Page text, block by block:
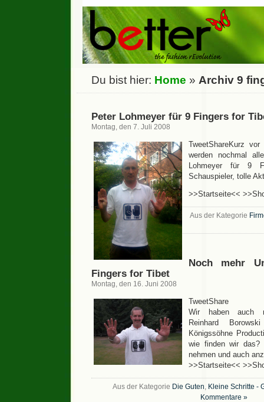
Du bist hier: Home » Archiv 9
Peter Lohmeyer für 9 Fingers for
Montag, den 7. Juli 2008
TweetShareKurz
werden nochmal
Lohmeyer für 9
Schauspieler, tolle
>>Startseite<<
Aus der Kategorie
Noch mehr
Fingers for Tibet
Montag, den 16. Juni 2008
TweetShare
Wir haben auch
Reinhard
Königssöhne
wie finden wir das?
nehmen und auch
>>Startseite<<
Aus der Kategorie Die Guten, Kleine Schritte -
Kommentare »